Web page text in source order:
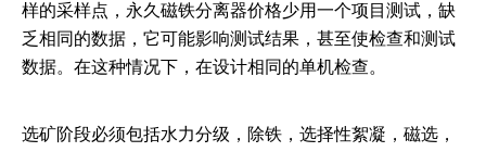
样的采样点，永久磁铁分离器价格少用一个项目测试，缺
乏相同的数据，它可能影响测试结果，甚至使检查和测试
数据。在这种情况下，在设计相同的单机检查。
选矿阶段必须包括水力分级，除铁，选择性絮凝，磁选，